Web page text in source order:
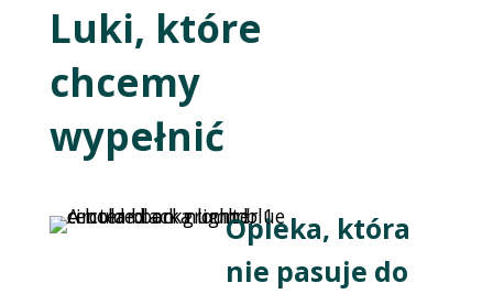
Luki, które
chcemy
wypełnić
Opieka, która
nie pasuje do